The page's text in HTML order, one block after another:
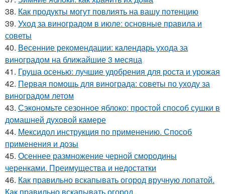
38. Как продукты могут повлиять на вашу потенцию
39. Уход за виноградом в июле: основные правила и
советы
40. Весенние рекомендации: календарь ухода за
виноградом на ближайшие 3 месяца
41. Груша осенью: лучшие удобрения для роста и урожая
42. Первая помощь для винограда: советы по уходу за
виноградом летом
43. Сэкономьте сезонное яблоко: простой способ сушки в
домашней духовой камере
44. Мексидол инструкция по применению. Способ
применения и дозы
45. Осеннее размножение черной смородины
черенками. Преимущества и недостатки
46. Как правильно вскапывать огород вручную лопатой.